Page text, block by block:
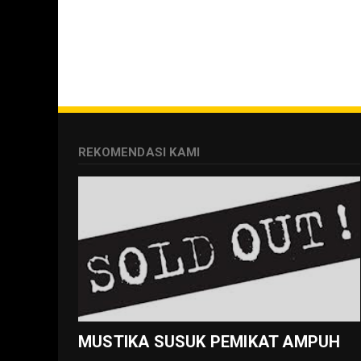
REKOMENDASI KAMI
MUSTIKA SUSUK PEMIKAT AMPUH